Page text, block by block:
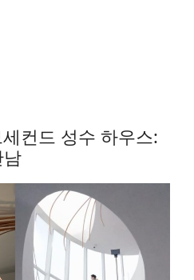
컨드 성수 하우스: